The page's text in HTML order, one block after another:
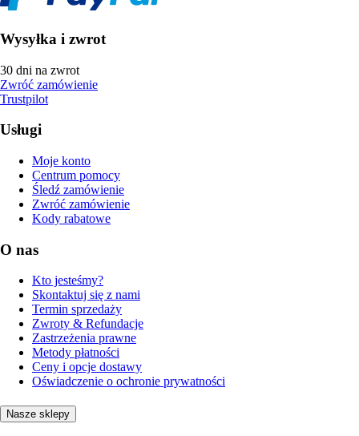
Wysyłka i zwrot
30 dni na zwrot
Zwróć zamówienie
Trustpilot
Usługi
Moje konto
Centrum pomocy
Śledź zamówienie
Zwróć zamówienie
Kody rabatowe
O nas
Kto jesteśmy?
Skontaktuj się z nami
Termin sprzedaży
Zwroty & Refundacje
Zastrzeżenia prawne
Metody płatności
Ceny i opcje dostawy
Oświadczenie o ochronie prywatności
Nasze sklepy